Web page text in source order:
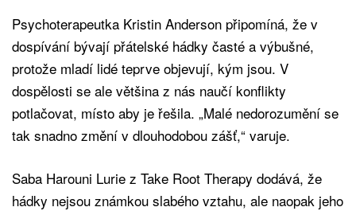
Psychoterapeutka Kristin Anderson připomíná, že v
dospívání bývají přátelské hádky časté a výbušné,
protože mladí lidé teprve objevují, kým jsou. V
dospělosti se ale většina z nás naučí konflikty
potlačovat, místo aby je řešila. „Malé nedorozumění se
tak snadno změní v dlouhodobou zášť,“ varuje.
Saba Harouni Lurie z Take Root Therapy dodává, že
hádky nejsou známkou slabého vztahu, ale naopak jeho